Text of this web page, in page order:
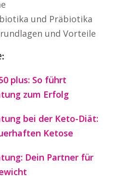
und Präbiotika
und Vorteile
plus: So führt
zum Erfolg
bei der Keto-Diät:
Ketose
Dein Partner für